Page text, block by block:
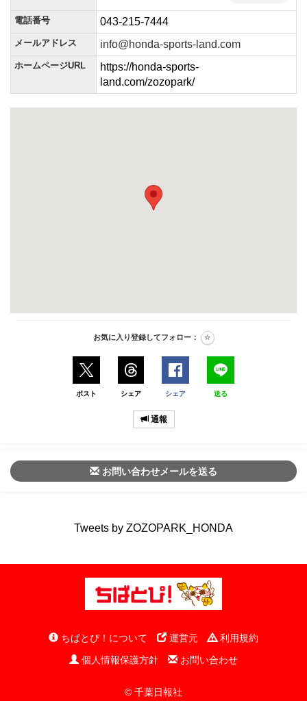
電話番号 043-215-7444
メールアドレス info@honda-sports-land.com
ホームページURL
https://honda-sports-
land.com/zozopark/
お気に入り登録してフォロー：
ポスト シェア シェア 送る
通報
お問い合わせメールを送る
Tweets by ZOZOPARK_HONDA
ちばとぴ！について 運営元
利用規約
個人情報保護方針
お問い合わせ
© 千葉日報社